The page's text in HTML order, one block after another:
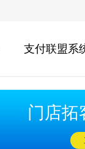
支付联盟系
门店拓